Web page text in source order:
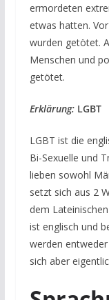
ermordeten
etwas hatten.
wurden getötet.
Menschen und
getötet.
Erklärung: LGBT
LGBT ist die
Bi-Sexuelle und
lieben sowohl
setzt sich aus 2
dem
ist englisch und
werden
sich aber